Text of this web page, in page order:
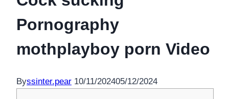
Pornography
mothplayboy porn Video
Byssinter.pear 10/11/202405/12/2024